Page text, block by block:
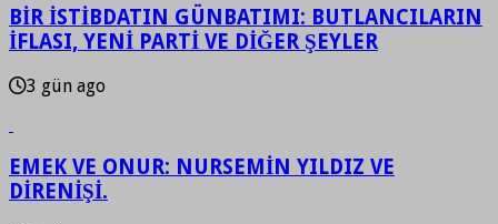
BİR İSTİBDATIN GÜNBATIMI: BUTLANCILARIN
İFLASI, YENİ PARTİ VE DİĞER ŞEYLER
3 gün ago
EMEK VE ONUR: NURSEMİN YILDIZ VE
DİRENİŞİ.